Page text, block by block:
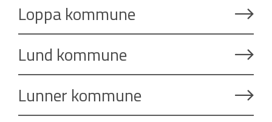
Loppa kommune
Lund kommune
Lunner kommune